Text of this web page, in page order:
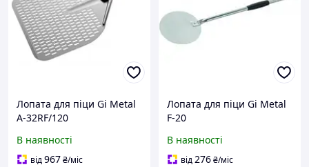
Лопата для піци Gi Metal
A-32RF/120
В наявності
від967₴/міс
Лопата для піци Gi Metal
F-20
В наявності
від276₴/міс